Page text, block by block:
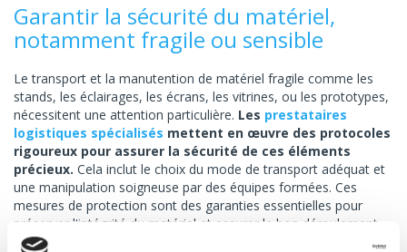
Garantir la sécurité du matériel,
notamment fragile ou sensible
Le transport et la manutention de matériel fragile comme les
stands, les éclairages, les écrans, les vitrines, ou les prototypes,
nécessitent une attention particulière. Les prestataires
logistiques spécialisés mettent en œuvre des protocoles
rigoureux pour assurer la sécurité de ces éléments
précieux. Cela inclut le choix du mode de transport adéquat et
une manipulation soigneuse par des équipes formées. Ces
mesures de protection sont des garanties essentielles pour
préserver l'intégrité du matériel et assurer le bon déroulement
de l'événement.